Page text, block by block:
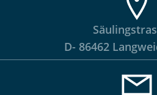
D- 86462